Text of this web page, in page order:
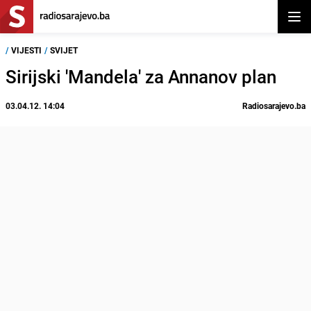
/ VIJESTI / SVIJET
Sirijski 'Mandela' za Annanov plan
03.04.12. 14:04 Radiosarajevo.ba